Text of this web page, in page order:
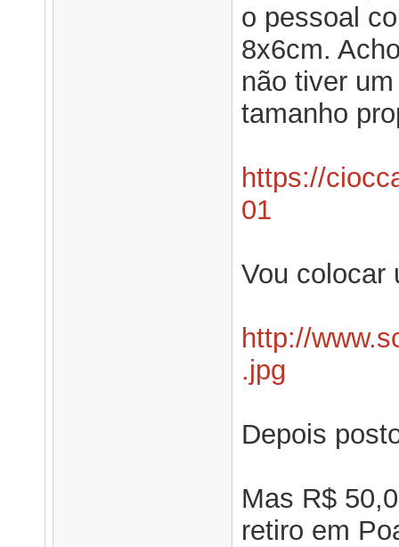
o pessoal
8x6cm.
não tiver
tamanho
https://
01
Vou colocar
http://
.jpg
Depois
Mas R$
retiro em